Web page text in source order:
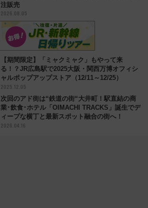
注販売
2026.08.05
【期間限定】「ミャクミャク」もやって来
る！？JR広島駅で2025大阪・関西万博オフィシ
ャルポップアップストア（12/11～12/25）
2025.12.05
次回のアド街は“鉄道の街“大井町！駅直結の商
業･飲食･ホテル「OIMACHI TRACKS」誕生でデ
ィープな横丁と最新スポット融合の街へ！
2026.04.16